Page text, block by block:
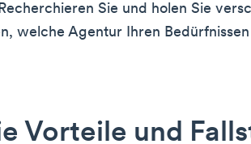
Sie und holen Sie
welche Agentur Ihren
Vorteile und